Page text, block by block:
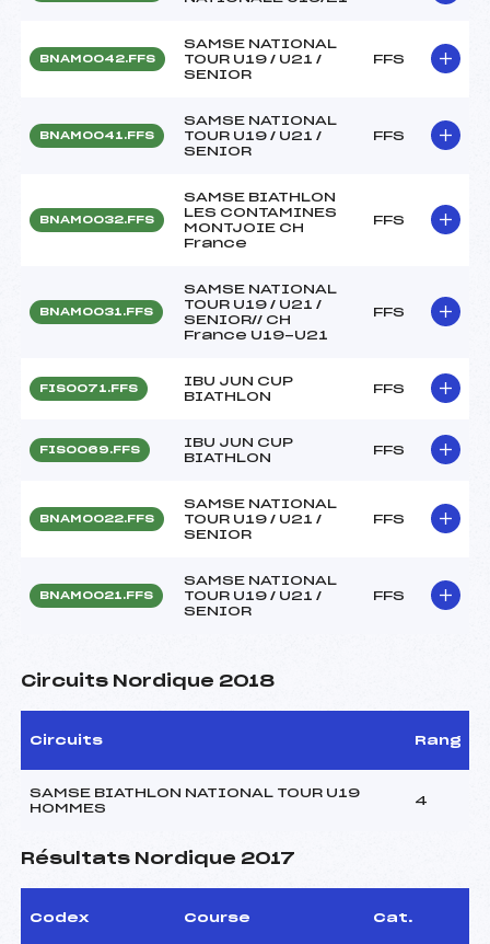
BNAM0042.FFS
SAMSE NATIONAL
TOUR U19 / U21 /
SENIOR
FFS
BNAM0041.FFS
SAMSE NATIONAL
TOUR U19 / U21 /
SENIOR
FFS
BNAM0032.FFS
SAMSE BIATHLON
LES CONTAMINES
MONTJOIE CH
France
FFS
BNAM0031.FFS
SAMSE NATIONAL
TOUR U19 / U21 /
SENIOR// CH
France U19-U21
FFS
FIS0071.FFS
IBU JUN CUP
BIATHLON
FFS
FIS0069.FFS
IBU JUN CUP
BIATHLON
FFS
BNAM0022.FFS
SAMSE NATIONAL
TOUR U19 / U21 /
SENIOR
FFS
BNAM0021.FFS
SAMSE NATIONAL
TOUR U19 / U21 /
SENIOR
FFS
Circuits Nordique 2018
Circuits Rang
SAMSE BIATHLON NATIONAL TOUR U19
HOMMES
4
Résultats Nordique 2017
Codex Course Cat.